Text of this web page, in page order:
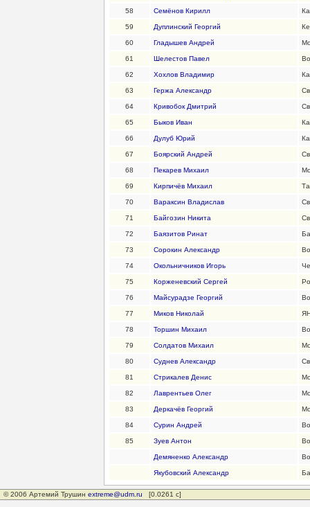
58 Семёнов Кирилл
59 Дуплинский Георгий
60 Гладышев Андрей
61 Шелестов Павел
62 Хохлов Владимир
63 Гержа Александр
64 Кривобок Дмитрий
65 Быков Иван
66 Дулуб Юрий
67 Боярский Андрей
68 Пекарев Михаил
69 Кирпичёв Михаил
70 Вараксин Владислав
71 Байгозин Никита
72 Баязитов Ринат
73 Сорокин Александр
74 Окольничников Игорь
75 Корженевский Сергей
76 Майсурадзе Георгий
77 Миков Николай
78 Торшин Михаил
79 Солдатов Михаил
80 Суднев Александр
81 Стрикалев Денис
82 Лаврентьев Олег
83 Деркачёв Георгий
84 Сурин Андрей
85 Зуев Антон
Демяненко Александр
Якубовский Александр
© 2006 Артемий Трушин extreme@udm.ru [0.0261 с]